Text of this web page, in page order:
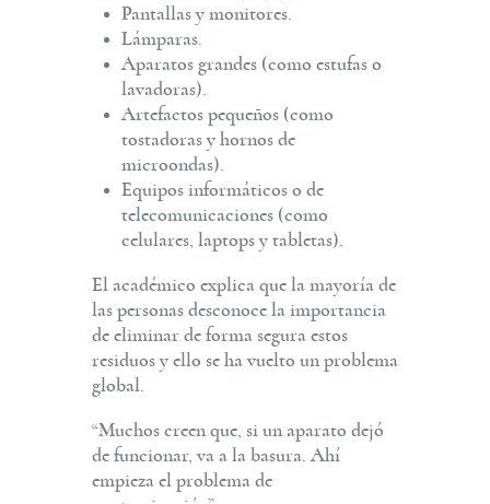
Pantallas y monitores.
Lámparas.
Aparatos grandes (como estufas o
lavadoras).
Artefactos pequeños (como
tostadoras y hornos de
microondas).
Equipos informáticos o de
telecomunicaciones (como
celulares, laptops y tabletas).
El académico explica que la mayoría de
las personas desconoce la importancia
de eliminar de forma segura estos
residuos y ello se ha vuelto un problema
global.
“Muchos creen que, si un aparato dejó
de funcionar, va a la basura. Ahí
empieza el problema de